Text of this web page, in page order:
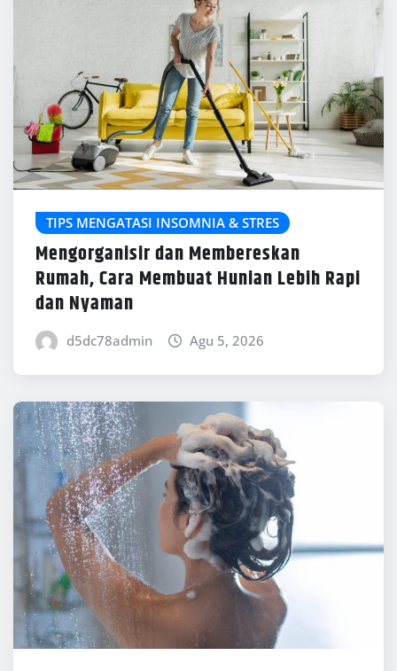
TIPS MENGATASI INSOMNIA & STRES
Mengorganisir dan Membereskan
Rumah, Cara Membuat Hunian Lebih Rapi
dan Nyaman
d5dc78admin Agu 5, 2026